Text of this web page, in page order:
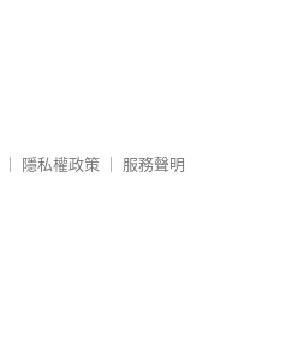
隱私權政策 服務聲明